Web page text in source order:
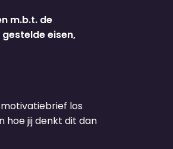
m.b.t. de
eisen,
los
hoe jij denkt dit dan